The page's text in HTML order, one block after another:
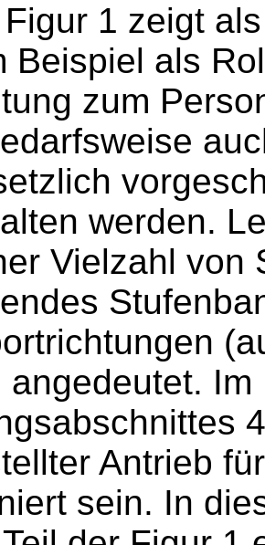
Figur 1 zeigt
Beispiel als
zum
werden.
Vielzahl von
angedeutet.
Antrieb
sein. In